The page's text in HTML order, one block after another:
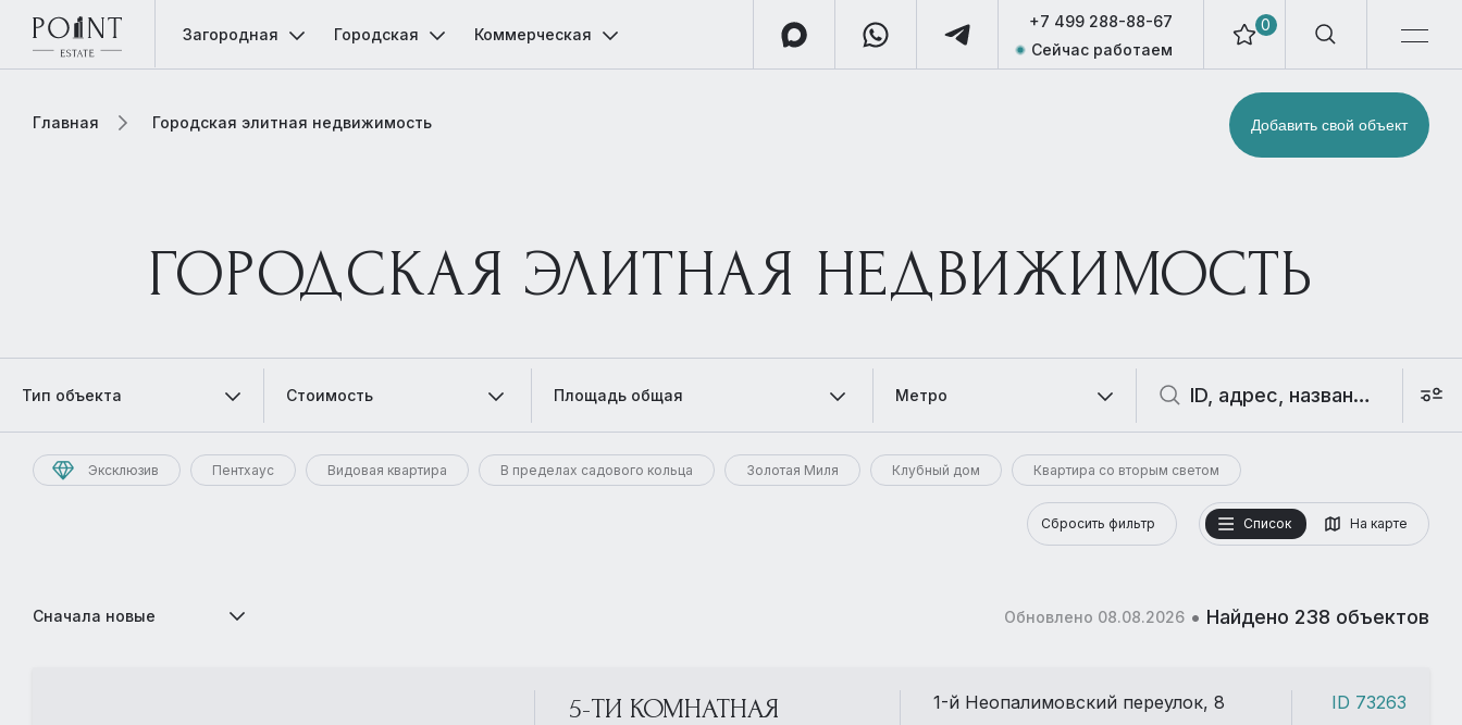
0
+7 499 288-88-67
Сейчас работаем
Загородная Городская Коммерческая
Главная Городская элитная недвижимость Добавить свой объект
ГОРОДСКАЯ ЭЛИТНАЯ НЕДВИЖИМОСТЬ
Тип объекта Стоимость Площадь общая Метро
Эксклюзив Пентхаус Видовая квартира В пределах садового кольца Золотая Миля Клубный дом Квартира со вторым светом
Список На карте
Сбросить фильтр
Сначала новые Обновлено 08.08.2026 • Найдено 238 объектов
5-ТИ КОМНАТНАЯ
1-й Неопалимовский переулок, 8
ID 73263